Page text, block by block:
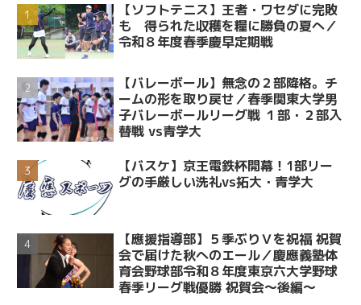
【ソフトテニス】王者・ワセダに完敗
も 得られた収穫を糧に勝負の夏へ／
令和８年度春季慶早定期戦
【バレーボール】無念の２部降格。チ
ームの形を取り戻せ／春季関東大学男
子バレーボールリーグ戦 １部・２部入
替戦 vs青学大
【バスケ】京王電鉄杯開幕！1部リー
グの手厳しい洗礼vs拓大・青学大
【應援指導部】５季ぶりＶを祝福 祝賀
会で届けた秋へのエール／慶應義塾体
育会野球部令和８年度東京六大学野球
春季リーグ戦優勝 祝賀会～後編～